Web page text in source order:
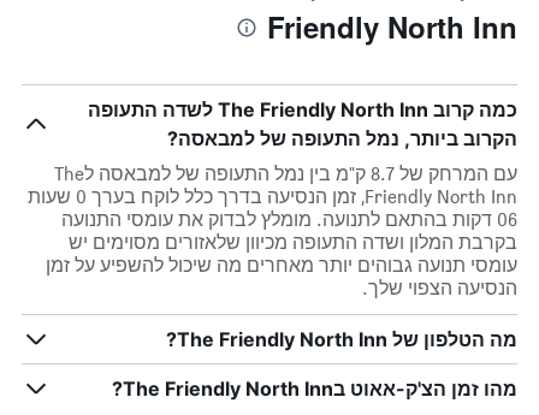
Friendly North Inn
כמה קרוב The Friendly North Inn לשדה התעופה
הקרוב ביותר, נמל התעופה של למבאסה?
עם המרחק של 8.7 ק"מ בין נמל התעופה של למבאסה לThe
Friendly North Inn, זמן הנסיעה בדרך כלל לוקח בערך 0 שעות
06 דקות בהתאם לתנועה. מומלץ לבדוק את עומסי התנועה
בקרבת המלון ושדה התעופה מכיוון שלאזורים מסוימים יש
עומסי תנועה גבוהים יותר מאחרים מה שיכול להשפיע על זמן
הנסיעה הצפוי שלך.
מה הטלפון של The Friendly North Inn?
מהו זמן הצ'ק-אאוט בThe Friendly North Inn?